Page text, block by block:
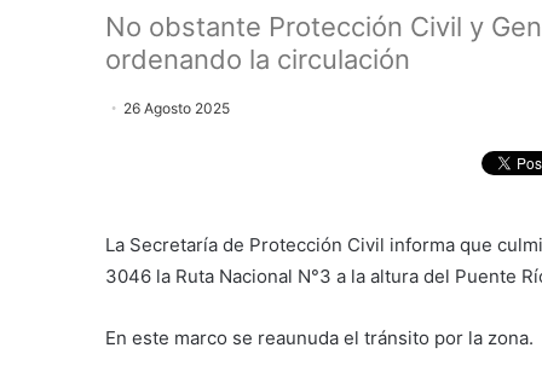
No obstante Protección Civil y
ordenando la circulación
26 Agosto 2025
La Secretaría de Protección Civil informa que
3046 la Ruta Nacional N°3 a la altura del Puente
En este marco se reaunuda el tránsito por la zona.